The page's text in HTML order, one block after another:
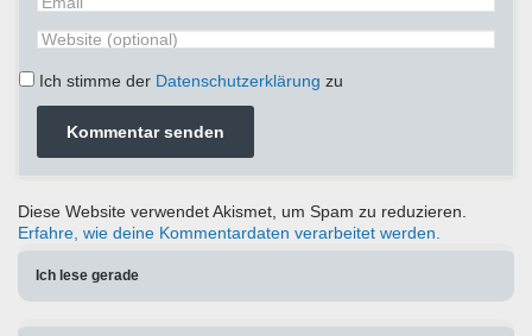
Ich stimme der Datenschutzerklärung zu
Diese Website verwendet Akismet, um Spam zu reduzieren.
Erfahre, wie deine Kommentardaten verarbeitet werden.
Ich lese gerade